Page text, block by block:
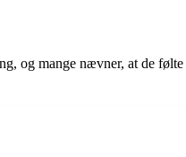
og mange nævner, at de